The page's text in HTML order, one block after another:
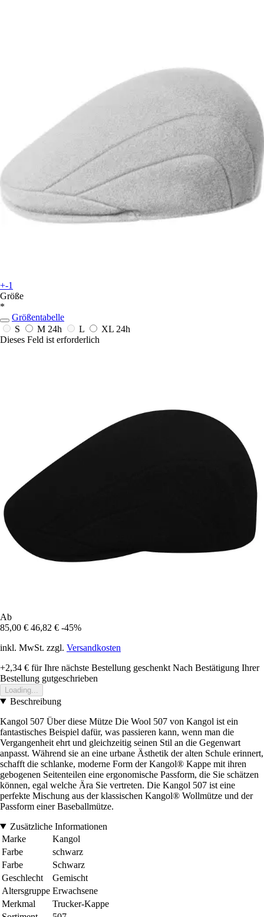
+-1
Größe
*
Größentabelle
S
M 24h L XL 24h
Dieses Feld ist erforderlich
Ab
85,00 € 46,82 € -45%
inkl. MwSt. zzgl. Versandkosten
+2,34 € für Ihre nächste Bestellung geschenkt Nach Bestätigung Ihrer
Bestellung gutgeschrieben
Loading...
Beschreibung
Kangol 507 Über diese Mütze Die Wool 507 von Kangol ist ein
fantastisches Beispiel dafür, was passieren kann, wenn man die
Vergangenheit ehrt und gleichzeitig seinen Stil an die Gegenwart
anpasst. Während sie an eine urbane Ästhetik der alten Schule erinnert,
schafft die schlanke, moderne Form der Kangol® Kappe mit ihren
gebogenen Seitenteilen eine ergonomische Passform, die Sie schätzen
können, egal welche Ära Sie vertreten. Die Kangol 507 ist eine
perfekte Mischung aus der klassischen Kangol® Wollmütze und der
Passform einer Baseballmütze.
Zusätzliche Informationen
Marke
Kangol
Farbe
schwarz
Farbe
Schwarz
Geschlecht
Gemischt
Altersgruppe Erwachsene
Merkmal
Trucker-Kappe